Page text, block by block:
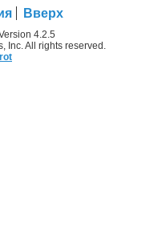
Вверх
4.2.5
Inc. All rights reserved.